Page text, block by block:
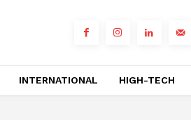
INTERNATIONAL HIGH-TECH